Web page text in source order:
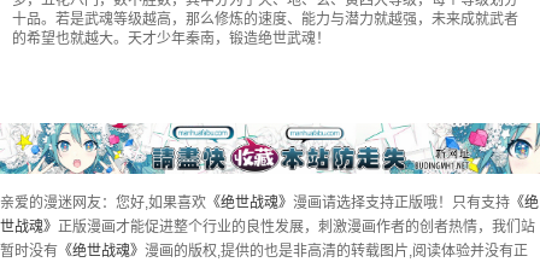
第45话 前往宗门 第46话 打赌 第47话 天生武痴 第48话 万象大比
第57话 紫龙赤牙令 第58话 飞空刀法 第59话 刀意圆满 第60话 莫厉的诡计
第61话 战神之瞳 第62话 万象大比开始 第63话 紫焰花 第64话 十大天才
第65话 独战王猛 第66话 三瓣金莲 第67话 楚韵登场 第68话 连破两境
十品。若是武魂等级越高，那么修炼的速度、能力与潜力就越强，未来成就武者
的希望也就越大。天才少年秦南，锻造绝世武魂！
亲爱的漫迷网友：您好,如果喜欢 《绝世战魂》 漫画请选择支持正版哦！只有支持 《绝
世战魂》 正版漫画才能促进整个行业的良性发展，刺激漫画作者的创者热情，我们站
暂时没有 《绝世战魂》 漫画的版权,提供的也是非高清的转载图片,阅读体验并没有正